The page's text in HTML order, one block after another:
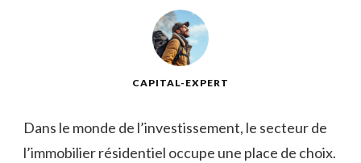
CAPITAL-EXPERT
Dans‌ le monde de l’investissement, le secteur ​de
l’immobilier résidentiel occupe une place de choix.